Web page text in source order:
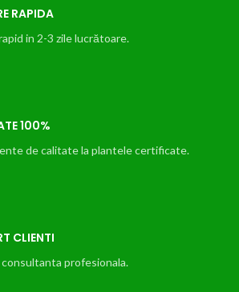
la
RAPIDA
in 2-3 zile lucrătoare.
100%
de calitate la plantele certificate.
CLIENTI
profesionala.